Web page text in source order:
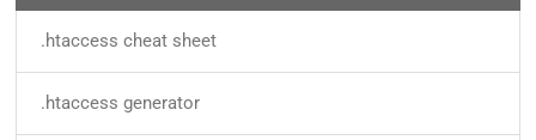
.htaccess cheat sheet
.htaccess generator